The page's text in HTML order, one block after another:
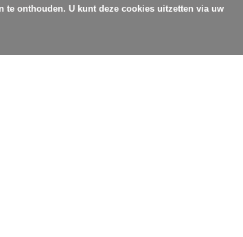
onthouden. U kunt deze cookies uitzetten via uw